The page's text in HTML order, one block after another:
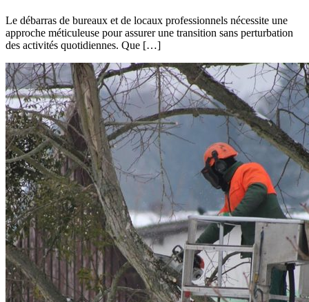
Le débarras de bureaux et de locaux professionnels nécessite une
approche méticuleuse pour assurer une transition sans perturbation
des activités quotidiennes. Que […]